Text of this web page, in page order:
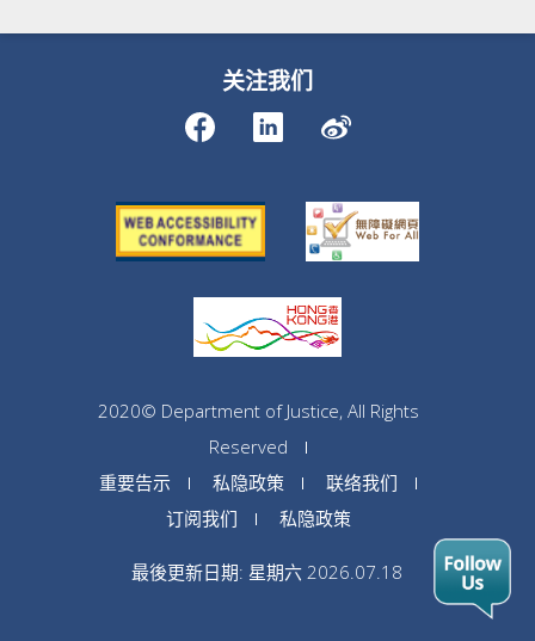
关注我们
2020© Department of Justice, All Rights
Reserved
重要告示
私隐政策
联络我们
订阅我们
私隐政策
最後更新日期: 星期六 2026.07.18